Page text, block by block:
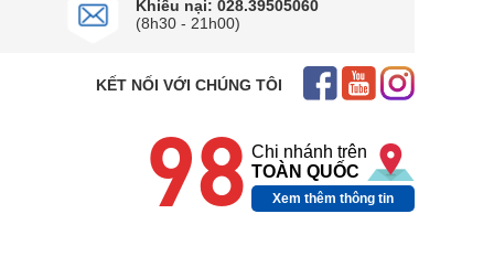
Khiếu nại: 028.39505060
(8h30 - 21h00)
KẾT NỐI VỚI CHÚNG TÔI
98 Chi nhánh trên
TOÀN QUỐC
Xem thêm thông tin